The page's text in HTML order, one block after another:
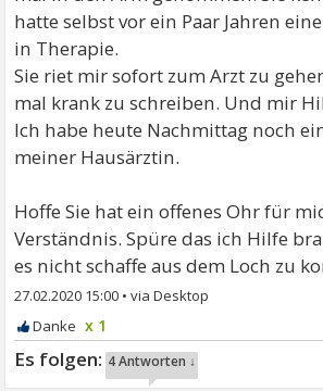
hatte selbst vor ein Paar Jahren
in Therapie.
Sie riet mir sofort zum Arzt zu
mal krank zu schreiben. Und mir
Ich habe heute Nachmittag noch
meiner Hausärztin.
Hoffe Sie hat ein offenes Ohr für
Verständnis. Spüre das ich Hilfe
es nicht schaffe aus dem Loch zu
27.02.2020 15:00 •
x 1
4 Antworten ↓